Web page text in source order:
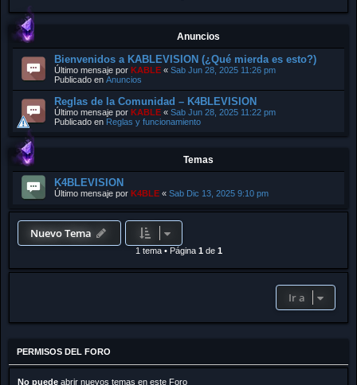
Anuncios
Bienvenidos a KABLEVISION (¿Qué mierda es esto?)
Último mensaje por KABLE « Sab Jun 28, 2025 11:26 pm
Publicado en Anuncios
Reglas de la Comunidad – K4BLEVISION
Último mensaje por KABLE « Sab Jun 28, 2025 11:22 pm
Publicado en Reglas y funcionamiento
Temas
K4BLEVISION
Último mensaje por K4BLE « Sab Dic 13, 2025 9:10 pm
Nuevo Tema
1 tema• Página 1 de 1
Ir a
PERMISOS DEL FORO
No puede abrir nuevos temas en este Foro